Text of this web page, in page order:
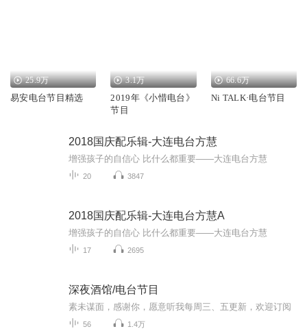
25.9万
易安电台节目精选
3.1万
2019年《小惜电台》
节目
66.6万
Ni TALK·电台节目
2018国庆配乐辑-大连电台方慧
增强孩子的自信心 比什么都重要——大连电台方慧
20 3847
2018国庆配乐辑-大连电台方慧A
增强孩子的自信心 比什么都重要——大连电台方慧
17 2695
深夜酒馆/电台节目
素未谋面，感谢你，愿意听我每周三、五更新，欢迎订阅
56 1.4万